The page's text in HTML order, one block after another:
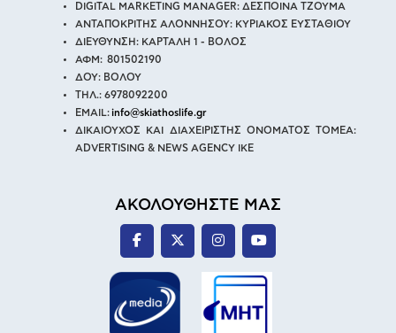
DIGITAL MARKETING MANAGER: ΔΕΣΠΟΙΝΑ ΤΖΟΥΜΑ
ΑΝΤΑΠΟΚΡΙΤΗΣ ΑΛΟΝΝΗΣΟΥ: ΚΥΡΙΑΚΟΣ ΕΥΣΤΑΘΙΟΥ
ΔΙΕΥΘΥΝΣΗ: ΚΑΡΤΑΛΗ 1 - ΒΟΛΟΣ
ΑΦΜ: 801502190
ΔΟΥ: ΒΟΛΟΥ
ΤΗΛ.: 6978092200
EMAIL:info@skiathoslife.gr
ΔΙΚΑΙΟΥΧΟΣ ΚΑΙ ΔΙΑΧΕΙΡΙΣΤΗΣ ΟΝΟΜΑΤΟΣ ΤΟΜΕΑ:
ADVERTISING & NEWS AGENCY IKE
ΑΚΟΛΟΥΘΗΣΤΕ ΜΑΣ